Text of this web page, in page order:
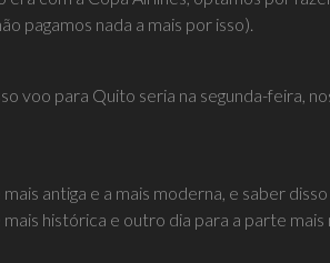
pagamos nada a mais por isso).
voo para Quito seria na segunda-feira,
antiga e a mais moderna, e saber
histórica e outro dia para a parte mais